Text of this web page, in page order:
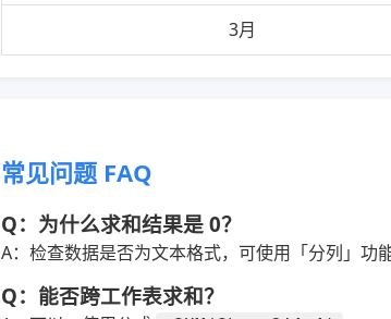
3月
常见问题 FAQ
Q：为什么求和结果是 0？
A：检查数据是否为文本格式，可使用「分列」功
Q：能否跨工作表求和？